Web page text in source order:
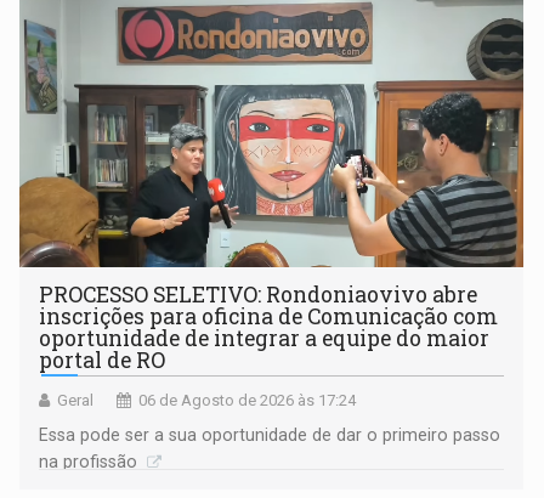
PROCESSO SELETIVO: Rondoniaovivo abre
inscrições para oficina de Comunicação com
oportunidade de integrar a equipe do maior
portal de RO
Geral 06 de Agosto de 2026 às 17:24
Essa pode ser a sua oportunidade de dar o primeiro passo
na profissão